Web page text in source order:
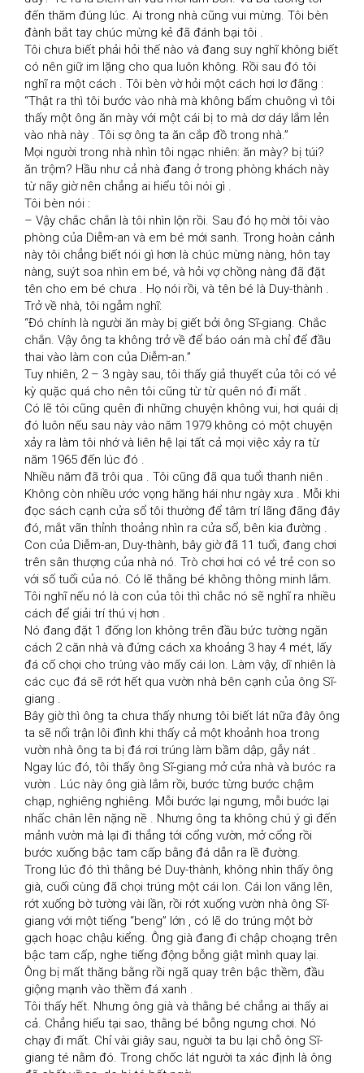
đến thăm đúng lúc. Ai trong nhà cũng vui mừng. Tôi bèn
đành bắt tay chúc mừng kẻ đã đánh bại tôi .
Tôi chưa biết phải hỏi thế nào và đang suy nghĩ không biết
có nên giữ im lặng cho qua luôn không. Rồi sau đó tôi
nghĩ ra một cách . Tôi bèn vờ hỏi một cách hơi lơ đãng :
“Thật ra thì tôi bước vào nhà mà không bấm chuông vì tôi
thấy một ông ăn mày với một cái bị to mà dơ dáy lắm lẻn
vào nhà này . Tôi sợ ông ta ăn cắp đồ trong nhà.”
Mọi người trong nhà nhìn tôi ngạc nhiên: ăn mày? bị túi?
ăn trộm? Hầu như cả nhà đang ở trong phòng khách này
từ nãy giờ nên chẳng ai hiểu tôi nói gì .
Tôi bèn nói :
– Vậy chắc chắn là tôi nhìn lộn rồi. Sau đó họ mời tôi vào
phòng của Diễm-an và em bé mới sanh. Trong hoàn cảnh
này tôi chẳng biết nói gì hơn là chúc mừng nàng, hôn tay
nàng, suýt soa nhìn em bé, và hỏi vợ chồng nàng đã đặt
tên cho em bé chưa . Họ nói rồi, và tên bé là Duy-thành .
Trở về nhà, tôi ngẫm nghĩ:
“Đó chính là người ăn mày bị giết bởi ông Sĩ-giang. Chắc
chắn. Vậy ông ta không trở về để báo oán mà chỉ để đầu
thai vào làm con của Diễm-an.”
Tuy nhiên, 2 – 3 ngày sau, tôi thấy giả thuyết của tôi có vẻ
kỳ quặc quá cho nên tôi cũng từ từ quên nó đi mất .
Có lẽ tôi cũng quên đi những chuyện không vui, hơi quái dị
đó luôn nếu sau này vào năm 1979 không có một chuyện
xảy ra làm tôi nhớ và liên hệ lại tất cả mọi việc xảy ra từ
năm 1965 đến lúc đó .
Nhiều năm đã trôi qua . Tôi cũng đã qua tuổi thanh niên .
Không còn nhiều ước vọng hăng hái như ngày xưa . Mỗi khi
đọc sách cạnh cửa sổ tôi thường để tâm trí lãng đãng đây
đó, mắt vãn thỉnh thoảng nhìn ra cửa sổ, bên kia đường .
Con của Diễm-an, Duy-thành, bây giờ đã 11 tuổi, đang chơi
trên sân thượng của nhà nó. Trò chơi hơi có vẻ trẻ con so
với số tuổi của nó. Có lẽ thằng bé không thông minh lắm.
Tôi nghĩ nếu nó là con của tôi thì chắc nó sẽ nghĩ ra nhiều
cách để giải trí thú vị hơn .
Nó đang đặt 1 đống lon không trên đầu bức tường ngăn
cách 2 căn nhà và đứng cách xa khoảng 3 hay 4 mét, lấy
đá cố chọi cho trúng vào mấy cái lon. Làm vậy, dĩ nhiên là
các cục đá sẽ rớt hết qua vườn nhà bên cạnh của ông Sĩ-
giang .
Bây giờ thì ông ta chưa thấy nhưng tôi biết lát nữa đây ông
ta sẽ nổi trận lôi đình khi thấy cả một khoảnh hoa trong
vườn nhà ông ta bị đá rơi trúng làm bầm dập, gẫy nát .
Ngay lúc đó, tôi thấy ông Sĩ-giang mở cửa nhà và bưóc ra
vườn . Lúc này ông già lắm rồi, bước từng bước chậm
chạp, nghiêng nghiêng. Mỗi bước lại ngưng, mỗi buớc lại
nhấc chân lên nặng nề . Nhưng ông ta không chú ý gì đến
mảnh vườn mà lại đi thẳng tới cổng vườn, mở cổng rồi
bước xuống bậc tam cấp bằng đá dẫn ra lề đường.
Trong lúc đó thì thằng bé Duy-thành, không nhìn thấy ông
già, cuối cùng đã chọi trúng một cái lon. Cái lon văng lên,
rớt xuống bờ tường vài lần, rồi rớt xuống vườn nhà ông Sĩ-
giang với một tiếng “beng” lớn , có lẽ do trúng một bờ
gạch hoạc chậu kiểng. Ông già đang đi chập choạng trên
bậc tam cấp, nghe tiếng động bỗng giật mình quay lại.
Ông bị mất thăng bằng rồi ngã quay trên bậc thềm, đầu
giộng mạnh vào thềm đá xanh .
Tôi thấy hết. Nhưng ông già và thằng bé chẳng ai thấy ai
cả. Chẳng hiểu tại sao, thằng bé bỗng ngưng chơi. Nó
chạy đi mất. Chỉ vài giây sau, nguời ta bu lại chỗ ông Sĩ-
giang té nằm đó. Trong chốc lát người ta xác định là ông